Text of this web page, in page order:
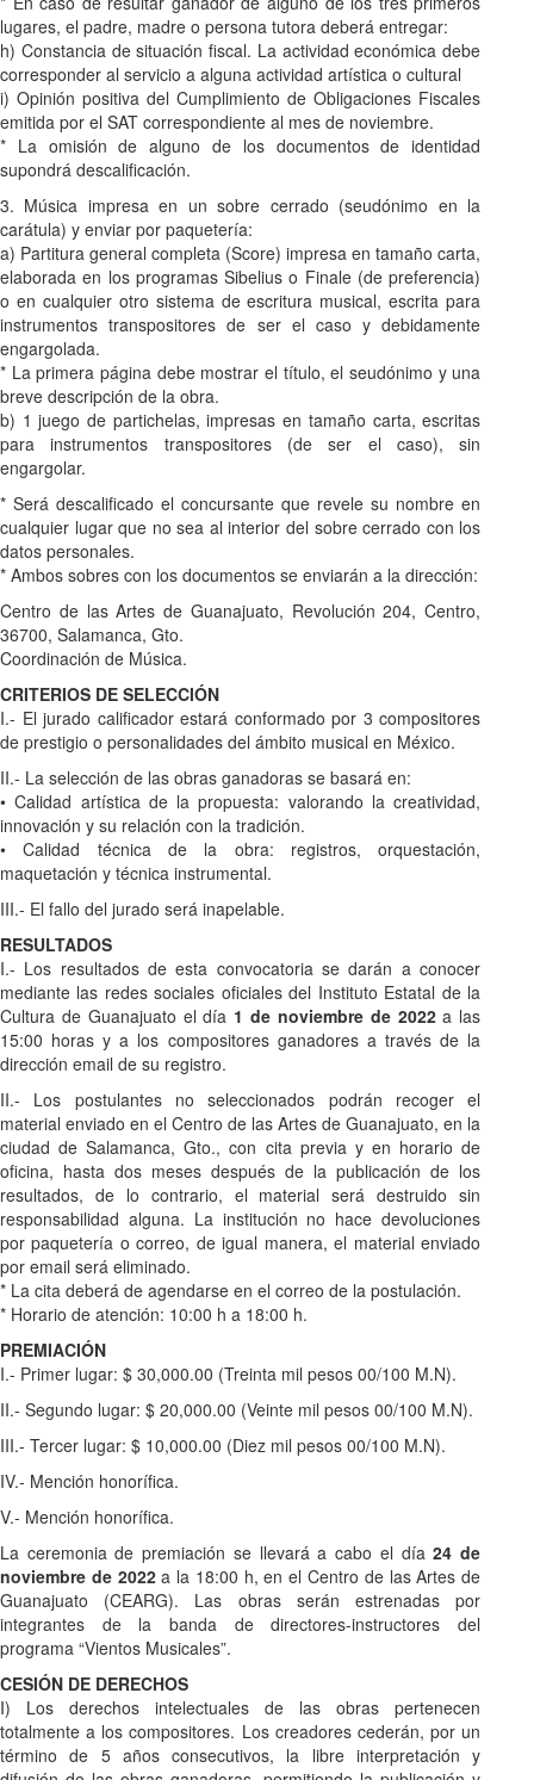
lugares, el padre, madre o persona tutora deberá entregar:
h) Constancia de situación fiscal. La actividad económica debe
corresponder al servicio a alguna actividad artística o cultural
i) Opinión positiva del Cumplimiento de Obligaciones Fiscales
emitida por el SAT correspondiente al mes de noviembre.
* La omisión de alguno de los documentos de identidad
supondrá descalificación.
3. Música impresa en un sobre cerrado (seudónimo en la
carátula) y enviar por paquetería:
a) Partitura general completa (Score) impresa en tamaño carta,
elaborada en los programas Sibelius o Finale (de preferencia)
o en cualquier otro sistema de escritura musical, escrita para
instrumentos transpositores de ser el caso y debidamente
engargolada.
* La primera página debe mostrar el título, el seudónimo y una
breve descripción de la obra.
b) 1 juego de partichelas, impresas en tamaño carta, escritas
para instrumentos transpositores (de ser el caso), sin
engargolar.
* Será descalificado el concursante que revele su nombre en
cualquier lugar que no sea al interior del sobre cerrado con los
datos personales.
* Ambos sobres con los documentos se enviarán a la dirección:
Centro de las Artes de Guanajuato, Revolución 204, Centro,
36700, Salamanca, Gto.
Coordinación de Música.
CRITERIOS DE SELECCIÓN
I.- El jurado calificador estará conformado por 3 compositores
de prestigio o personalidades del ámbito musical en México.
II.- La selección de las obras ganadoras se basará en:
• Calidad artística de la propuesta: valorando la creatividad,
innovación y su relación con la tradición.
• Calidad técnica de la obra: registros, orquestación,
maquetación y técnica instrumental.
III.- El fallo del jurado será inapelable.
RESULTADOS
I.- Los resultados de esta convocatoria se darán a conocer
mediante las redes sociales oficiales del Instituto Estatal de la
Cultura de Guanajuato el día 1 de noviembre de 2022a las
15:00 horas y a los compositores ganadores a través de la
dirección email de su registro.
II.- Los postulantes no seleccionados podrán recoger el
material enviado en el Centro de las Artes de Guanajuato, en la
ciudad de Salamanca, Gto., con cita previa y en horario de
oficina, hasta dos meses después de la publicación de los
resultados, de lo contrario, el material será destruido sin
responsabilidad alguna. La institución no hace devoluciones
por paquetería o correo, de igual manera, el material enviado
por email será eliminado.
* La cita deberá de agendarse en el correo de la postulación.
* Horario de atención: 10:00 h a 18:00 h.
PREMIACIÓN
I.- Primer lugar: $ 30,000.00 (Treinta mil pesos 00/100 M.N).
II.- Segundo lugar: $ 20,000.00 (Veinte mil pesos 00/100 M.N).
III.- Tercer lugar: $ 10,000.00 (Diez mil pesos 00/100 M.N).
IV.- Mención honorífica.
V.- Mención honorífica.
La ceremonia de premiación se llevará a cabo el día24 de
noviembre de 2022a la 18:00 h, en el Centro de las Artes de
Guanajuato (CEARG). Las obras serán estrenadas por
integrantes de la banda de directores-instructores del
programa “Vientos Musicales”.
CESIÓN DE DERECHOS
I) Los derechos intelectuales de las obras pertenecen
totalmente a los compositores. Los creadores cederán, por un
término de 5 años consecutivos, la libre interpretación y